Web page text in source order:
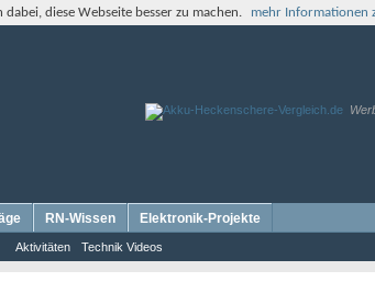
Aktivitäten Technik Videos
RN-Wissen Elektronik-Projekte
diese Webseite besser zu machen. mehr Informationen